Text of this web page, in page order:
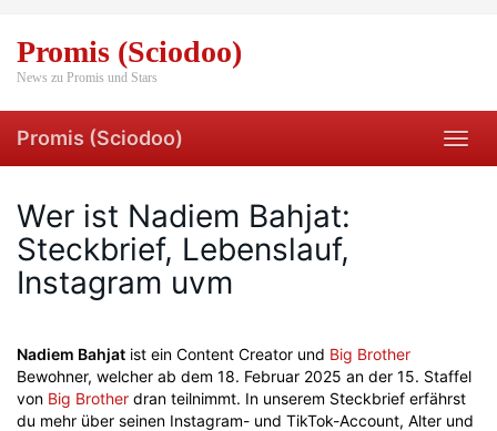
main
content
Promis (Sciodoo)
News zu Promis und Stars
Promis (Sciodoo)
Wer ist Nadiem Bahjat:
Steckbrief, Lebenslauf,
Instagram uvm
Nadiem Bahjat ist ein Content Creator und Big Brother
Bewohner, welcher ab dem 18. Februar 2025 an der 15. Staffel
von Big Brother dran teilnimmt. In unserem Steckbrief erfährst
du mehr über seinen Instagram- und TikTok-Account, Alter und